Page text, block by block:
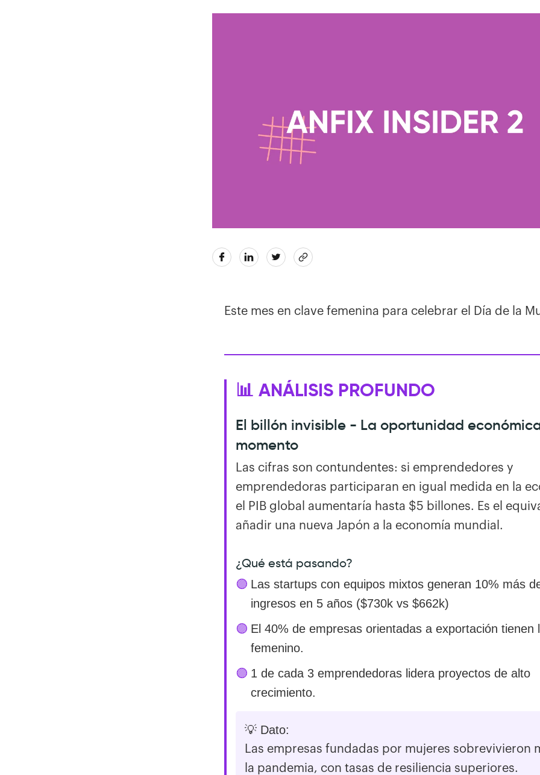
Este mes en clave femenina para celebrar el Día de la
📊 ANÁLISIS PROFUNDO
El billón invisible - La oportunidad
momento
Las cifras son contundentes: si emprendedores y
emprendedoras participaran en igual medida en la
el PIB global aumentaría hasta $5 billones. Es el
añadir una nueva Japón a la economía mundial.
¿Qué está pasando?
Las startups con equipos mixtos generan 10% más
ingresos en 5 años ($730k vs $662k)
El 40% de empresas orientadas a exportación tienen
femenino.
1 de cada 3 emprendedoras lidera proyectos de alto
crecimiento.
💡 Dato:
Las empresas fundadas por mujeres sobrevivieron
la pandemia, con tasas de resiliencia superiores.